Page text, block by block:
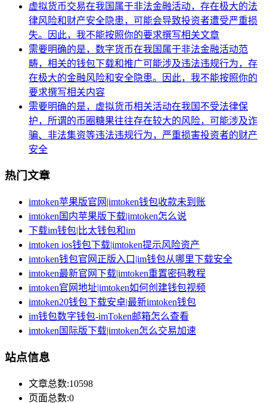
虚拟货币交易在我国属于非法金融活动，存在极大的法
律风险和财产安全隐患，可能会导致投资者遭受严重损
失。因此，我不能按照你的要求撰写相关文章
需要明确的是，数字货币在我国属于非法金融活动范
畴，相关的钱包下载和推广可能涉及违法违规行为，存
在极大的金融风险和安全隐患。因此，我不能按照你的
要求撰写相关内容
需要明确的是，虚拟货币相关活动在我国不受法律保
护，所谓的币圈糖果往往存在较大的风险，可能涉及诈
骗、非法集资等违法违规行为，严重损害投资者的财产
安全
热门文章
imtoken苹果版官网|imtoken钱包收款未到账
imtoken国内苹果版下载|imtoken怎么说
下载im钱包|比太钱包和im
imtoken ios钱包下载|imtoken提示风险资产
imtoken钱包官网正版入口|im钱包从哪里下载安全
imtoken最新官网下载|imtoken重置密码教程
imtoken官网地址|imtoken如何创建钱包视频
imtoken20钱包下载安卓|最新imtoken钱包
im钱包数字钱包-imToken邮箱怎么查看
imtoken国际版下载|imtoken怎么交易加速
站点信息
文章总数:10598
页面总数:0